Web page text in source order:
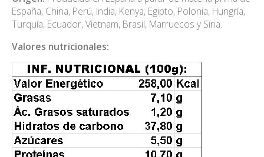
España, China, Perú, India, Kenya, Egipto, Polonia, Hungría,
Turquía, Ecuador, Vietnam, Brasil, Marruecos y Siria.
Valores nutricionales: